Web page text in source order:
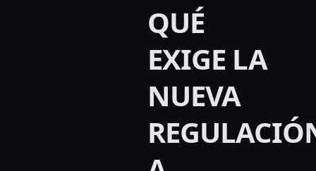
QUÉ
EXIGE LA
NUEVA